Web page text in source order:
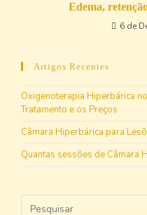
Edema,
6 de
Artigos Recentes
Oxigenoterapia Hiperbárica
Tratamento e os Preços
Câmara Hiperbárica para
Quantas sessões de Câmara